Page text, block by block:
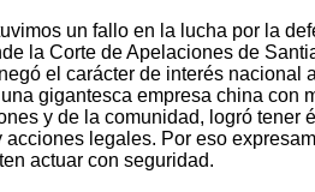
un fallo en la lucha por la
la Corte de Apelaciones de
el carácter de interés
gigantesca empresa china con
y de la comunidad, logró
legales. Por eso
actuar con seguridad.